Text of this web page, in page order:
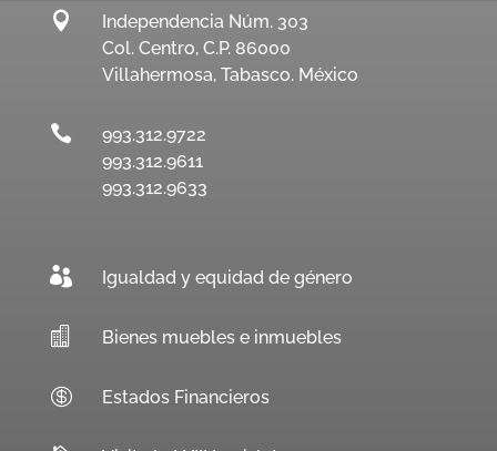

Independencia Núm. 303
Col. Centro, C.P. 86000
Villahermosa, Tabasco. México

993.312.9722
993.312.9611
993.312.9633
 Igualdad y equidad de género
 Bienes muebles e inmuebles
 Estados Financieros